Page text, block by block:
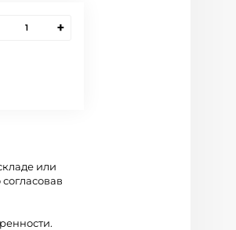
+
или